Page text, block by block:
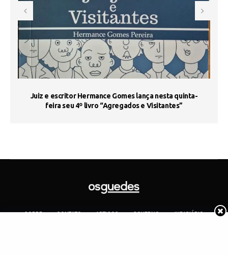
Juiz e escritor Hermance Gomes lança nesta quinta-
feira seu 4º livro “Agregados e Visitantes”
SOBRE CONTATO ARTIGOS GOVERNO
JUDICIÁRIO